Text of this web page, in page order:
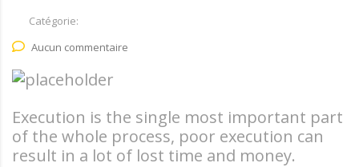
Catégorie:
Aucun commentaire
Execution is the single most important part
of the whole process, poor execution can
result in a lot of lost time and money.